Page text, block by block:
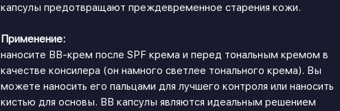
капсулы предотвращают преждевременное старения кожи.
Применение:
наносите BB-крем после SPF крема и перед тональным кремом в
качестве консилера (он намного светлее тонального крема). Вы
можете наносить его пальцами для лучшего контроля или наносить
кистью для основы. BB капсулы являются идеальным решением